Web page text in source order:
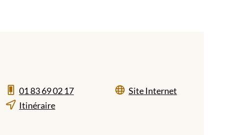
01 83 69 02 17
Itinéraire
Site Internet